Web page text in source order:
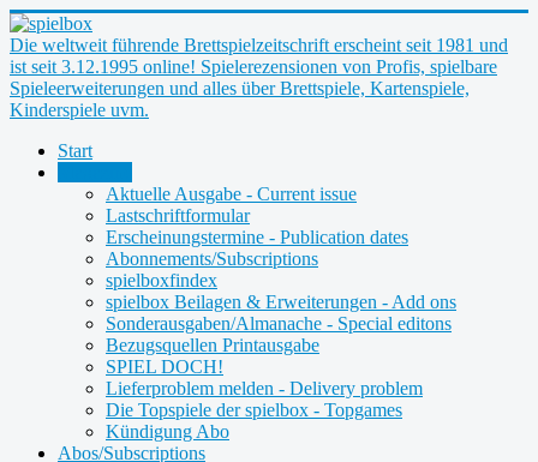
Die weltweit führende Brettspielzeitschrift erscheint seit 1981 und
ist seit 3.12.1995 online! Spielerezensionen von Profis, spielbare
Spieleerweiterungen und alles über Brettspiele, Kartenspiele,
Kinderspiele uvm.
Start
Aktuelle Ausgabe - Current issue
Lastschriftformular
Erscheinungstermine - Publication dates
Abonnements/Subscriptions
spielboxfindex
spielbox Beilagen & Erweiterungen - Add ons
Sonderausgaben/Almanache - Special editons
Bezugsquellen Printausgabe
SPIEL DOCH!
Lieferproblem melden - Delivery problem
Die Topspiele der spielbox - Topgames
Kündigung Abo
Abos/Subscriptions